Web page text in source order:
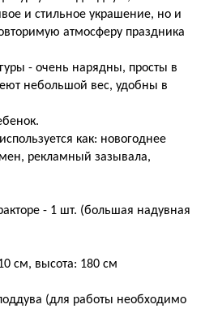
и стильное украшение, но и
атмосферу праздника
- очень нарядны, просты в
небольшой вес, удобны в
как: новогоднее
рекламный зазывала,
- 1 шт. (большая надувная
см, высота: 180 см
(для работы необходимо